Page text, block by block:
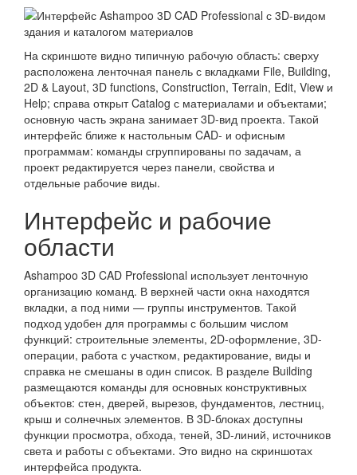
На скриншоте видно типичную рабочую область: сверху
расположена ленточная панель с вкладками File, Building,
2D & Layout, 3D functions, Construction, Terrain, Edit, View и
Help; справа открыт Catalog с материалами и объектами;
основную часть экрана занимает 3D-вид проекта. Такой
интерфейс ближе к настольным CAD- и офисным
программам: команды сгруппированы по задачам, а
проект редактируется через панели, свойства и
отдельные рабочие виды.
Интерфейс и рабочие
области
Ashampoo 3D CAD Professional использует ленточную
организацию команд. В верхней части окна находятся
вкладки, а под ними — группы инструментов. Такой
подход удобен для программы с большим числом
функций: строительные элементы, 2D-оформление, 3D-
операции, работа с участком, редактирование, виды и
справка не смешаны в один список. В разделе Building
размещаются команды для основных конструктивных
объектов: стен, дверей, вырезов, фундаментов, лестниц,
крыш и солнечных элементов. В 3D-блоках доступны
функции просмотра, обхода, теней, 3D-линий, источников
света и работы с объектами. Это видно на скриншотах
интерфейса продукта.